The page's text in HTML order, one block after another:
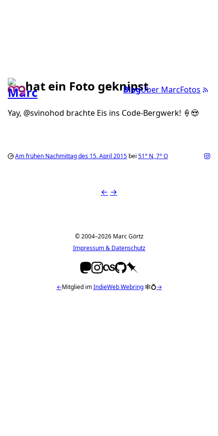
BlogÜber MarcFotos
hat ein Foto geknipst
Yay, @svinohod brachte Eis ins Code-Bergwerk! 🍦😍
Am frühen Nachmittag des 15. April 2015 bei 51° N,7°O
← →
© 2004–2026 Marc Görtz
Impressum & Datenschutz
←Mitglied imIndieWeb Webring🕸💍→